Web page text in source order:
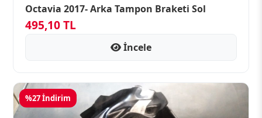
Octavia 2017- Arka Tampon Braketi Sol
495,10 TL
İncele
%27 İndirim